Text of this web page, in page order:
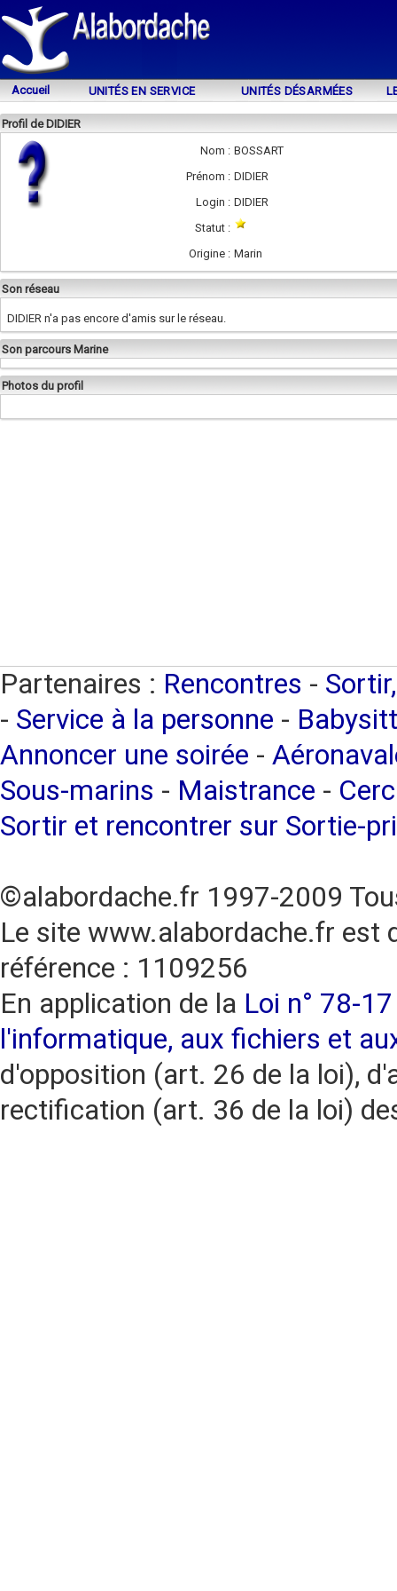
Accueil UNITÉS EN SERVICE UNITÉS DÉSARMÉES
Profil de DIDIER
Nom : BOSSART
Prénom : DIDIER
Login : DIDIER
Statut :
Origine : Marin
Son réseau
DIDIER n'a pas encore d'amis sur le réseau.
Son parcours Marine
Photos du profil
Partenaires : Rencontres -
- Service à la personne -
Annoncer une soirée -
Sous-marins - Maistrance -
Sortir et rencontrer sur Sortie-
©alabordache.fr 1997-2009
Le site www.alabordache.fr est
référence : 1109256
En application de la Loi n° 78-
l'informatique, aux fichiers et
d'opposition (art. 26 de la loi),
rectification (art. 36 de la loi)